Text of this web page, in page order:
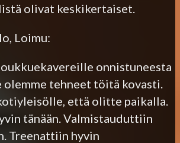
olivat keskikertaiset.
Loimu:
onnistuneesta
olemme tehneet töitä kovasti.
että olitte paikalla.
tänään. Valmistauduttiin
Treenattiin hyvin